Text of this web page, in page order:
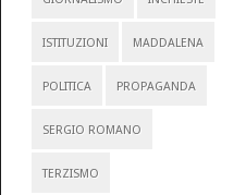
ISTITUZIONI MADDALENA
POLITICA PROPAGANDA
SERGIO ROMANO
TERZISMO